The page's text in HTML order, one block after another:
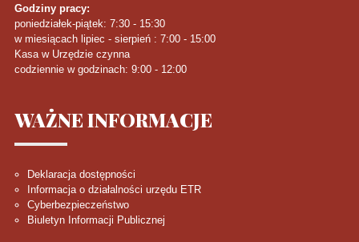
Godziny pracy:
poniedziałek-piątek: 7:30 - 15:30
w miesiącach lipiec - sierpień : 7:00 - 15:00
Kasa w Urzędzie czynna
codziennie w godzinach: 9:00 - 12:00
WAŻNEINFORMACJE
Deklaracja dostępności
Informacja o działalności urzędu ETR
Cyberbezpieczeństwo
Biuletyn Informacji Publicznej